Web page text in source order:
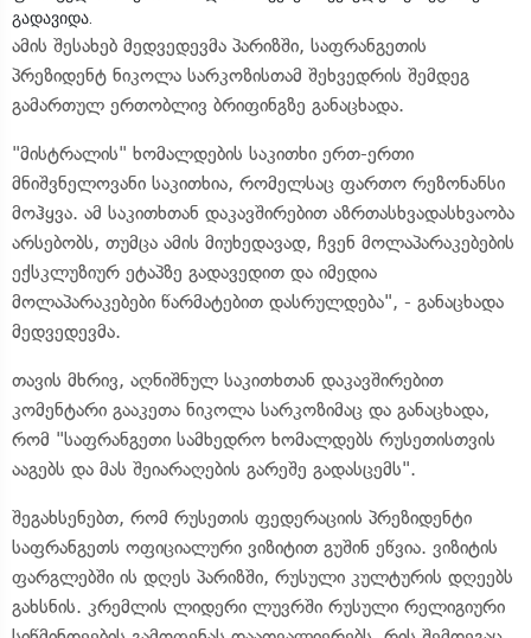
გადავიდა.
ამის შესახებ მედვედევმა პარიზში, საფრანგეთის
პრეზიდენტ ნიკოლა სარკოზისთამ შეხვედრის შემდეგ
გამართულ ერთობლივ ბრიფინგზე განაცხადა.
"მისტრალის" ხომალდების საკითხი ერთ-ერთი
მნიშვნელოვანი საკითხია, რომელსაც ფართო რეზონანსი
მოჰყვა. ამ საკითხთან დაკავშირებით აზრთასხვადასხვაობა
არსებობს, თუმცა ამის მიუხედავად, ჩვენ მოლაპარაკებების
ექსკლუზიურ ეტაპზე გადავედით და იმედია
მოლაპარაკებები წარმატებით დასრულდება", - განაცხადა
მედვედევმა.
თავის მხრივ, აღნიშნულ საკითხთან დაკავშირებით
კომენტარი გააკეთა ნიკოლა სარკოზიმაც და განაცხადა,
რომ "საფრანგეთი სამხედრო ხომალდებს რუსეთისთვის
ააგებს და მას შეიარაღების გარეშე გადასცემს".
შეგახსენებთ, რომ რუსეთის ფედერაციის პრეზიდენტი
საფრანგეთს ოფიციალური ვიზიტით გუშინ ეწვია. ვიზიტის
ფარგლებში ის დღეს პარიზში, რუსული კულტურის დღეებს
გახსნის. კრემლის ლიდერი ლუვრში რუსული რელიგიური